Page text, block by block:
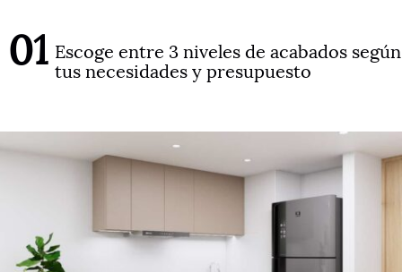
01 Escoge entre 3 niveles de acabados según
tus necesidades y presupuesto